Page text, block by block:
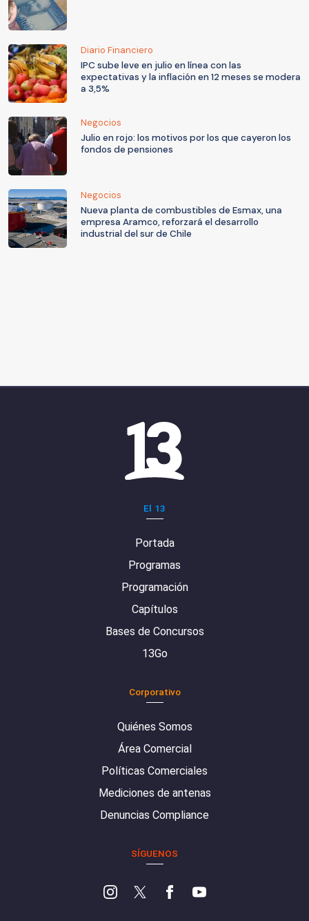
Diario Financiero
IPC sube leve en julio en línea con las
expectativas y la inflación en 12 meses se modera
a 3,5%
Negocios
Julio en rojo: los motivos por los que cayeron los
fondos de pensiones
Negocios
Nueva planta de combustibles de Esmax, una
empresa Aramco, reforzará el desarrollo
industrial del sur de Chile
El 13
Portada
Programas
Programación
Capítulos
Bases de Concursos
13Go
Corporativo
Quiénes Somos
Área Comercial
Políticas Comerciales
Mediciones de antenas
Denuncias Compliance
SÍGUENOS